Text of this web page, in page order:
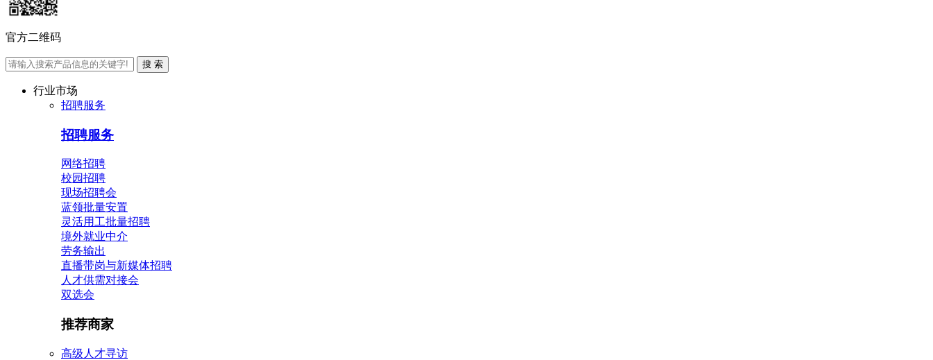
官方二维码
行业市场
招聘服务
招聘服务
网络招聘
校园招聘
现场招聘会
蓝领批量安置
灵活用工批量招聘
境外就业中介
劳务输出
直播带岗与新媒体招聘
人才供需对接会
双选会
推荐商家
高级人才寻访